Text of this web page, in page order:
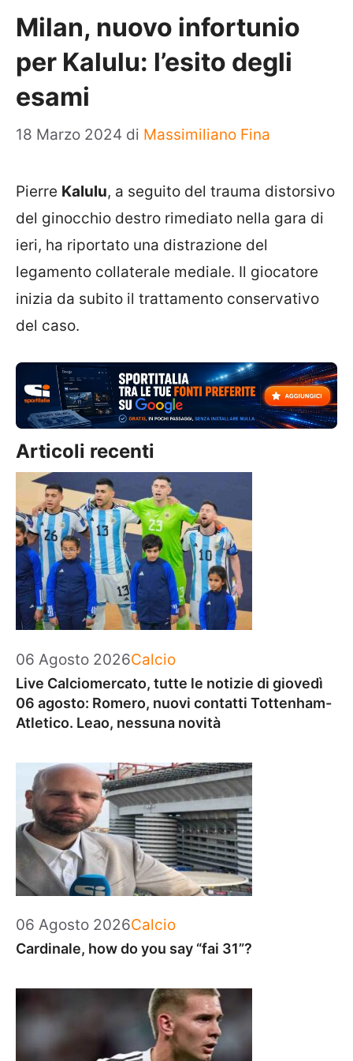
Milan, nuovo infortunio
per Kalulu: l’esito degli
esami
18 Marzo 2024 di Massimiliano Fina
Pierre Kalulu, a seguito del trauma distorsivo
del ginocchio destro rimediato nella gara di
ieri, ha riportato una distrazione del
legamento collaterale mediale. Il giocatore
inizia da subito il trattamento conservativo
del caso.
Articoli recenti
06 Agosto 2026Categorie
Calcio
Live Calciomercato, tutte le notizie di giovedì
06 agosto: Romero, nuovi contatti Tottenham-
Atletico. Leao, nessuna novità
06 Agosto 2026Categorie
Calcio
Cardinale, how do you say “fai 31”?